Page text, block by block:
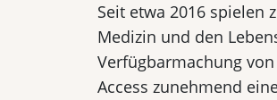
Seit etwa 2016 spielen
Medizin und den
Verfügbarmachung
Access zunehmend